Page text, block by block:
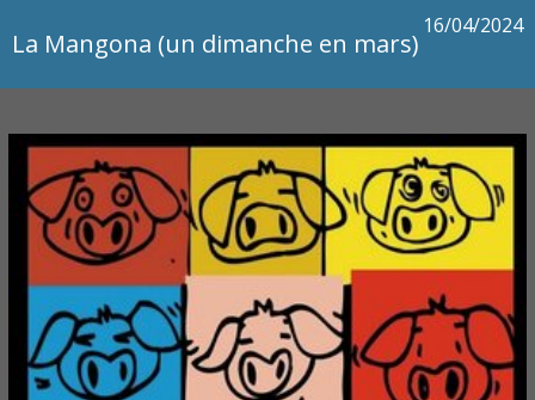
La Mangona (un dimanche en mars)
16/04/2024